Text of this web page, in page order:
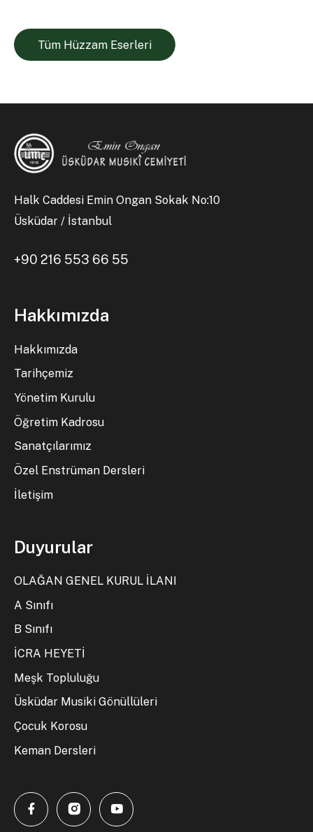
Tüm Hüzzam Eserleri
Halk Caddesi Emin Ongan Sokak No:10
Üsküdar / İstanbul
+90 216 553 66 55
Hakkımızda
Hakkımızda
Tarihçemiz
Yönetim Kurulu
Öğretim Kadrosu
Sanatçılarımız
Özel Enstrüman Dersleri
İletişim
Duyurular
OLAĞAN GENEL KURUL İLANI
A Sınıfı
B Sınıfı
İCRA HEYETİ
Meşk Topluluğu
Üsküdar Musiki Gönüllüleri
Çocuk Korosu
Keman Dersleri